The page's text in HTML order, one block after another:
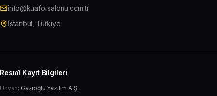
info@kuaforsalonu.com.tr
İstanbul, Türkiye
Resmî Kayıt Bilgileri
Unvan: Gazioğlu Yazılım A.Ş.